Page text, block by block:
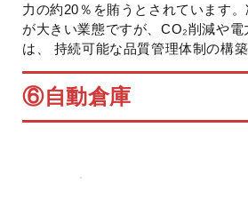
力の約20％を賄うとされています
が大きい業態ですが、CO₂削減や電
は、 持続可能な品質管理体制の構
⑥自動倉庫